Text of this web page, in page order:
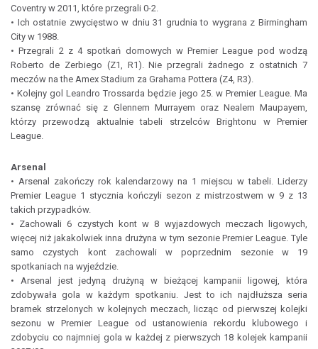
Coventry w 2011, które przegrali 0-2.
• Ich ostatnie zwycięstwo w dniu 31 grudnia to wygrana z Birmingham
City w 1988.
• Przegrali 2 z 4 spotkań domowych w Premier League pod wodzą
Roberto de Zerbiego (Z1, R1). Nie przegrali żadnego z ostatnich 7
meczów na the Amex Stadium za Grahama Pottera (Z4, R3).
• Kolejny gol Leandro Trossarda będzie jego 25. w Premier League. Ma
szansę zrównać się z Glennem Murrayem oraz Nealem Maupayem,
którzy przewodzą aktualnie tabeli strzelców Brightonu w Premier
League.
Arsenal
• Arsenal zakończy rok kalendarzowy na 1 miejscu w tabeli. Liderzy
Premier League 1 stycznia kończyli sezon z mistrzostwem w 9 z 13
takich przypadków.
• Zachowali 6 czystych kont w 8 wyjazdowych meczach ligowych,
więcej niż jakakolwiek inna drużyna w tym sezonie Premier League. Tyle
samo czystych kont zachowali w poprzednim sezonie w 19
spotkaniach na wyjeździe.
• Arsenal jest jedyną drużyną w bieżącej kampanii ligowej, która
zdobywała gola w każdym spotkaniu. Jest to ich najdłuższa seria
bramek strzelonych w kolejnych meczach, licząc od pierwszej kolejki
sezonu w Premier League od ustanowienia rekordu klubowego i
zdobyciu co najmniej gola w każdej z pierwszych 18 kolejek kampanii